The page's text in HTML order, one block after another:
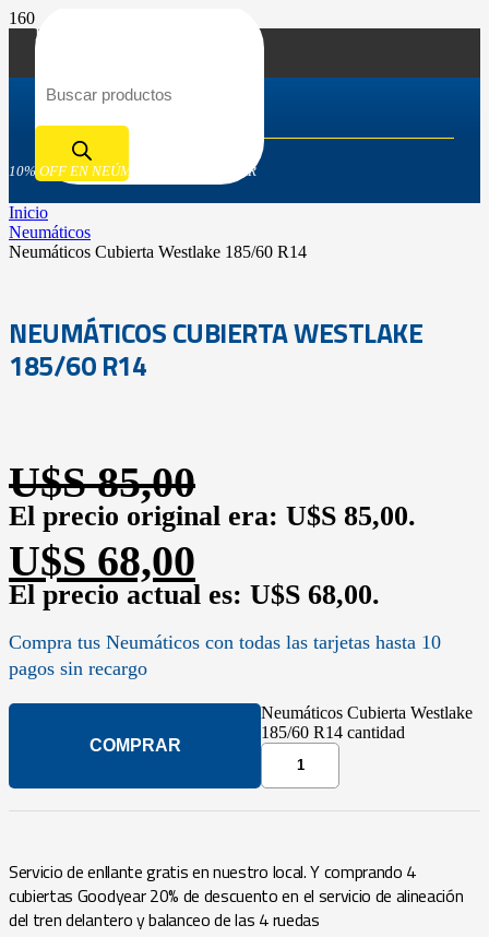
Búsqueda de productos
10% OFF EN NEÚMATICOS GOODYEAR
Inicio
Neumáticos
Neumáticos Cubierta Westlake 185/60 R14
NEUMÁTICOS CUBIERTA WESTLAKE
185/60 R14
U$S85,00
El precio original era: U$S 85,00.
U$S 68,00
El precio actual es: U$S 68,00.
Compra tus Neumáticos con todas las tarjetas hasta 10
pagos sin recargo
Neumáticos Cubierta Westlake
185/60 R14 cantidad
COMPRAR
Servicio de enllante gratis en nuestro local. Y comprando 4
cubiertas Goodyear 20% de descuento en el servicio de alineación
del tren delantero y balanceo de las 4 ruedas